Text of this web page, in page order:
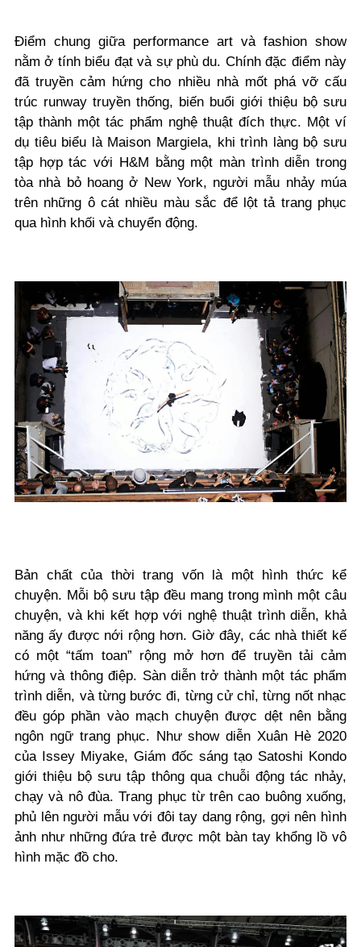
Điểm chung giữa performance art và fashion show
nằm ở tính biểu đạt và sự phù du. Chính đặc điểm này
đã truyền cảm hứng cho nhiều nhà mốt phá vỡ cấu
trúc runway truyền thống, biến buổi giới thiệu bộ sưu
tập thành một tác phẩm nghệ thuật đích thực. Một ví
dụ tiêu biểu là Maison Margiela, khi trình làng bộ sưu
tập hợp tác với H&M bằng một màn trình diễn trong
tòa nhà bỏ hoang ở New York, người mẫu nhảy múa
trên những ô cát nhiều màu sắc để lột tả trang phục
qua hình khối và chuyển động.
Bản chất của thời trang vốn là một hình thức kể
chuyện. Mỗi bộ sưu tập đều mang trong mình một câu
chuyện, và khi kết hợp với nghệ thuật trình diễn, khả
năng ấy được nới rộng hơn. Giờ đây, các nhà thiết kế
có một “tấm toan” rộng mở hơn để truyền tải cảm
hứng và thông điệp. Sàn diễn trở thành một tác phẩm
trình diễn, và từng bước đi, từng cử chỉ, từng nốt nhạc
đều góp phần vào mạch chuyện được dệt nên bằng
ngôn ngữ trang phục. Như show diễn Xuân Hè 2020
của Issey Miyake, Giám đốc sáng tạo Satoshi Kondo
giới thiệu bộ sưu tập thông qua chuỗi động tác nhảy,
chạy và nô đùa. Trang phục từ trên cao buông xuống,
phủ lên người mẫu với đôi tay dang rộng, gợi nên hình
ảnh như những đứa trẻ được một bàn tay khổng lồ vô
hình mặc đồ cho.